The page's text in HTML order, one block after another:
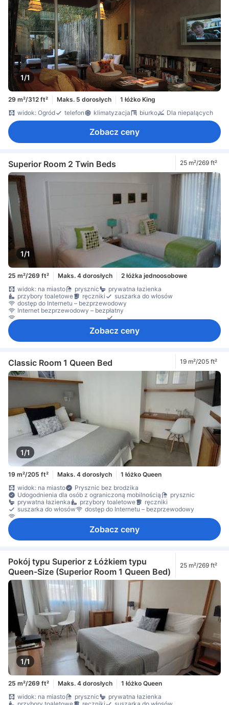
1/1
29 m²/312 ft² Maks. 5 dorosłych
1 łóżko King
widok: Ogród
telefon klimatyzacja biurko Dla niepalących
Zobacz ceny
Superior Room 2 Twin Beds 25 m²/269 ft²
1/1
25 m²/269 ft² Maks. 4 dorosłych
2 łóżka jednoosobowe
widok: na miasto
prysznic
prywatna łazienka
przybory toaletowe
ręczniki
suszarka do włosów
dostęp do Internetu – bezprzewodowy
Internet bezprzewodowy – bezpłatny
Internet przez LAN – bezpłatny
telefon
Zobacz ceny
Classic Room 1 Queen Bed 19 m²/205 ft²
1/1
19 m²/205 ft² Maks. 4 dorosłych
1 łóżko Queen
widok: na miasto
Prysznic bez brodzika
Udogodnienia dla osób z ograniczoną mobilnością
prysznic
prywatna łazienka
przybory toaletowe
ręczniki
suszarka do włosów
dostęp do Internetu – bezprzewodowy
Internet bezprzewodowy – bezpłatny
Zobacz ceny
Pokój typu Superior z Łóżkiem typu
Queen-Size (Superior Room 1 Queen Bed)
25 m²/269 ft²
1/1
25 m²/269 ft² Maks. 4 dorosłych
1 łóżko Queen
widok: na miasto
prysznic
prywatna łazienka